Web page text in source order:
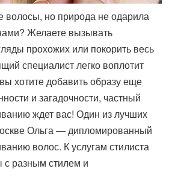
волосы, но природа не одарила
Желаете вызывать
прохожих или покорить весь
специалист легко воплотит
хотите добавить образу еще
и загадочности, частный
ждет вас! Один из лучших
Ольга — дипломированный
волос. К услугам стилиста
разным стилем и